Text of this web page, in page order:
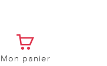
Mon panier